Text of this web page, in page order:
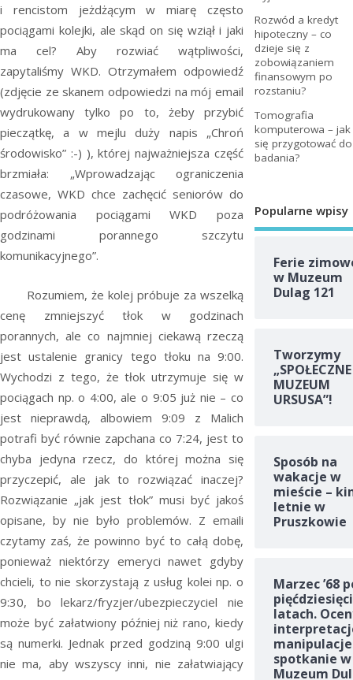
i rencistom jeżdżącym w miarę często
pociągami kolejki, ale skąd on się wziął i jaki
ma cel? Aby rozwiać wątpliwości,
zapytaliśmy WKD. Otrzymałem odpowiedź
(zdjęcie ze skanem odpowiedzi na mój email
wydrukowany tylko po to, żeby przybić
pieczątkę, a w mejlu duży napis „Chroń
środowisko” :-) ), której najważniejsza część
brzmiała: „Wprowadzając ograniczenia
czasowe, WKD chce zachęcić seniorów do
podróżowania pociągami WKD poza
godzinami porannego szczytu
komunikacyjnego”.
Rozumiem, że kolej próbuje za wszelką
cenę zmniejszyć tłok w godzinach
porannych, ale co najmniej ciekawą rzeczą
jest ustalenie granicy tego tłoku na 9:00.
Wychodzi z tego, że tłok utrzymuje się w
pociągach np. o 4:00, ale o 9:05 już nie – co
jest nieprawdą, albowiem 9:09 z Malich
potrafi być równie zapchana co 7:24, jest to
chyba jedyna rzecz, do której można się
przyczepić, ale jak to rozwiązać inaczej?
Rozwiązanie „jak jest tłok” musi być jakoś
opisane, by nie było problemów. Z emaili
czytamy zaś, że powinno być to całą dobę,
ponieważ niektórzy emeryci nawet gdyby
chcieli, to nie skorzystają z usług kolei np. o
9:30, bo lekarz/fryzjer/ubezpieczyciel nie
może być załatwiony później niż rano, kiedy
są numerki. Jednak przed godziną 9:00 ulgi
nie ma, aby wszyscy inni, nie załatwiający
Rozwód a kredyt
hipoteczny – co
dzieje się z
zobowiązaniem
finansowym po
rozstaniu?
Tomografia
komputerowa – jak
się przygotować do
badania?
Popularne wpisy
Ferie
w Muzeum
Dulag 121
Tworzymy
„SPOŁECZNE
MUZEUM
URSUSA”!
Sposób na
wakacje w
mieście –
letnie w
Pruszkowie
Marzec ’68
latach.
spotkanie w
Muzeum